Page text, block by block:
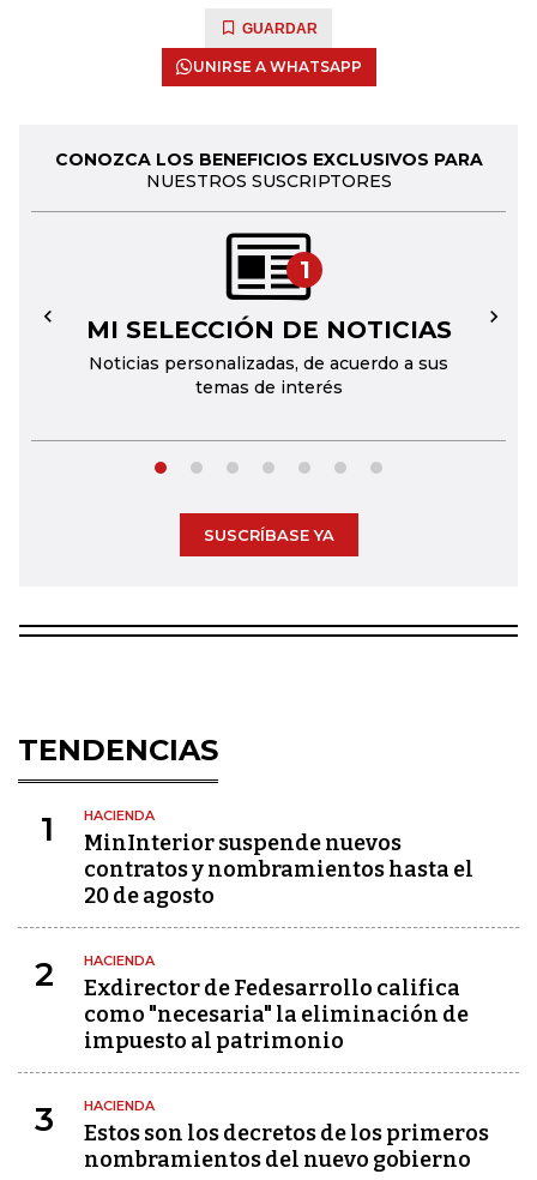
GUARDAR
UNIRSE A WHATSAPP
CONOZCA LOS BENEFICIOS EXCLUSIVOS PARA
NUESTROS SUSCRIPTORES
1
MI SELECCIÓN DE NOTICIAS
Noticias personalizadas, de acuerdo a sus
temas de interés
← →
SUSCRÍBASE YA
TENDENCIAS
1 HACIENDA
MinInterior suspende nuevos
contratos y nombramientos hasta el
20 de agosto
2 HACIENDA
Exdirector de Fedesarrollo califica
como "necesaria" la eliminación de
impuesto al patrimonio
3 HACIENDA
Estos son los decretos de los primeros
nombramientos del nuevo gobierno